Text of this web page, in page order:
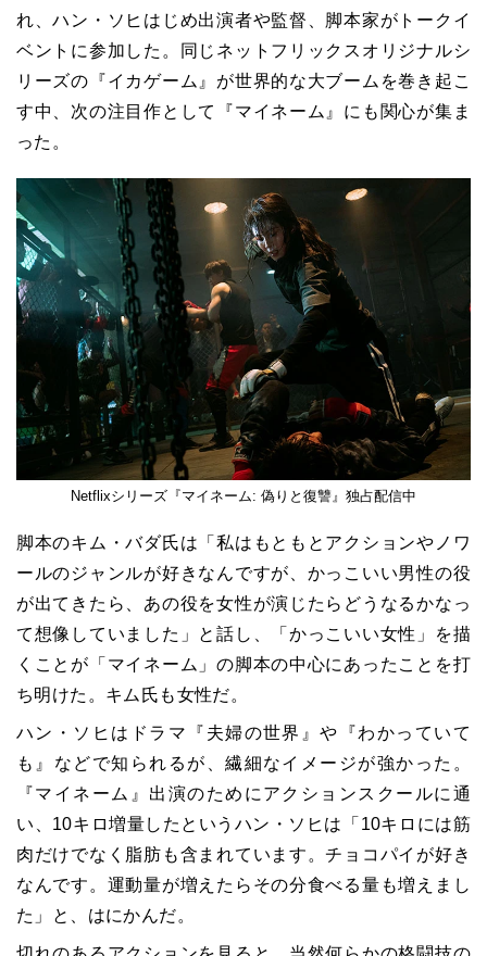
れ、ハン・ソヒはじめ出演者や監督、脚本家がトークイ
ベントに参加した。同じネットフリックスオリジナルシ
リーズの『イカゲーム』が世界的な大ブームを巻き起こ
す中、次の注目作として『マイネーム』にも関心が集ま
った。
Netflixシリーズ『マイネーム: 偽りと復讐』独占配信中
脚本のキム・バダ氏は「私はもともとアクションやノワ
ールのジャンルが好きなんですが、かっこいい男性の役
が出てきたら、あの役を女性が演じたらどうなるかなっ
て想像していました」と話し、「かっこいい女性」を描
くことが「マイネーム」の脚本の中心にあったことを打
ち明けた。キム氏も女性だ。
ハン・ソヒはドラマ『夫婦の世界』や『わかっていて
も』などで知られるが、繊細なイメージが強かった。
『マイネーム』出演のためにアクションスクールに通
い、10キロ増量したというハン・ソヒは「10キロには筋
肉だけでなく脂肪も含まれています。チョコパイが好き
なんです。運動量が増えたらその分食べる量も増えまし
た」と、はにかんだ。